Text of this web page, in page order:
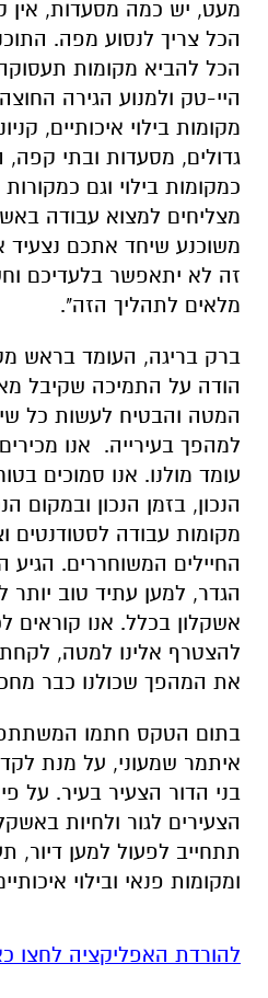
מעט, יש כמה מסעדות, אין
הכל צריך לנסוע מפה.
הכל להביא מקומות
היי-טק ולמנוע הגירה
מקומות בילוי איכותיים,
גדולים, מסעדות ובתי
כמקומות בילוי וגם
מצליחים למצוא עבודה
משוכנע שיחד אתכם נצעיד
זה לא יתאפשר בלעדיכם
מלאים לתהליך הזה".
ברק בריגה, העומד בראש
הודה על התמיכה שקיבל
המטה והבטיח לעשות כל
למהפך בעירייה. אנו
עומד מולנו. אנו סמוכים
הנכון, בזמן הנכון ובמקום
מקומות עבודה לסטודנטים
החיילים המשוחררים.
הגדר, למען עתיד טוב יותר
אשקלון בכלל. אנו קוראים
להצטרף אלינו למטה, לקחת
את המהפך שכולנו כבר
בתום הטקס חתמו
איתמר שמעוני, על מנת
בני הדור הצעיר בעיר. על
הצעירים לגור ולחיות
תתחייב לפעול למען דיור,
ומקומות פנאי ובילוי
להורדת האפליקציה לחצו